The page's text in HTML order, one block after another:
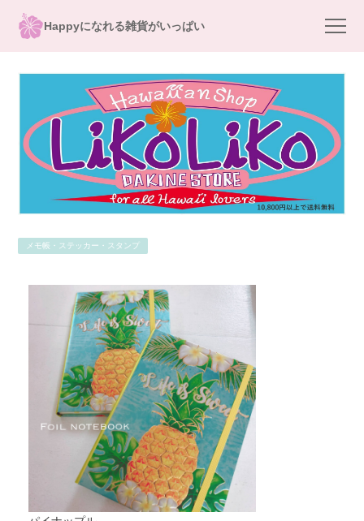
Happyになれる雑貨がいっぱい
メモ帳・ステッカー・スタンプ